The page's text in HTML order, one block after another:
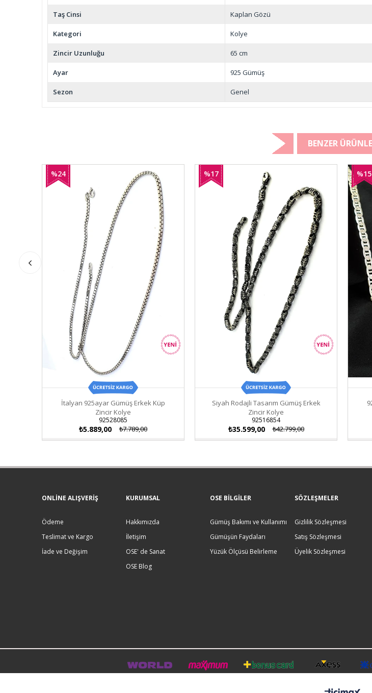
Taş Cinsi Kaplan Gözü
Kategori Kolye
Zincir Uzunluğu 65 cm
Ayar 925 Gümüş
Sezon Genel
BENZER
İtalyan 925ayar Gümüş Erkek Küp
Zincir Kolye
92528085
₺5.889,00 ₺7.789,00
%24
Siyah Rodajli Tasarım Gümüş Erkek
Zincir Kolye
92516854
₺35.599,00 ₺42.799,00
%17
%15
İndirim
ONLINE ALIŞVERIŞ
Ödeme
Teslimat ve Kargo
İade ve Değişim
KURUMSAL
Hakkımızda
İletişim
OSE' de Sanat
OSE Blog
OSE BILGILER
Gümüş Bakımı ve Kullanımı
Gümüşün Faydaları
Yüzük Ölçüsü Belirleme
SÖZLEŞMELER
Gizlilik Sözleşmesi
Satış Sözleşmesi
Üyelik Sözleşmesi